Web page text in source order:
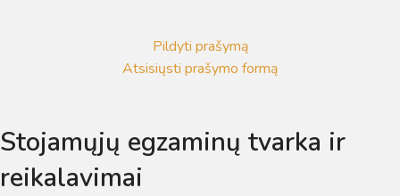
Pildyti prašymą
Atsisiųsti prašymo formą
Stojamųjų egzaminų tvarka ir
reikalavimai